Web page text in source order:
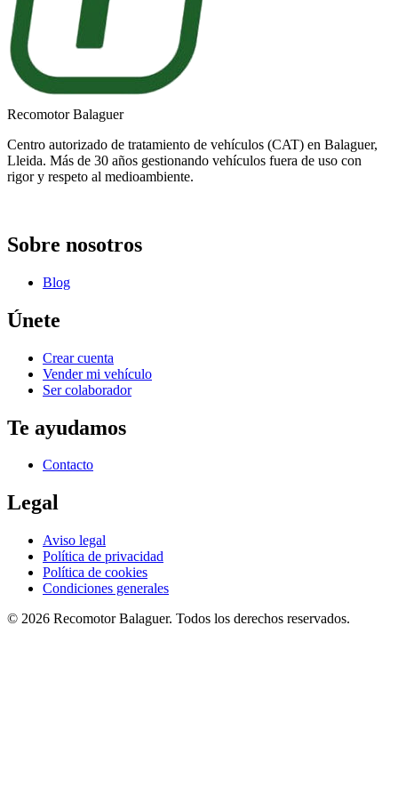
Recomotor Balaguer
Centro autorizado de tratamiento de vehículos (CAT) en Balaguer,
Lleida. Más de 30 años gestionando vehículos fuera de uso con
rigor y respeto al medioambiente.
Sobre nosotros
Blog
Únete
Crear cuenta
Vender mi vehículo
Ser colaborador
Te ayudamos
Contacto
Legal
Aviso legal
Política de privacidad
Política de cookies
Condiciones generales
© 2026 RecomotorBalaguer. Todos los derechos reservados.